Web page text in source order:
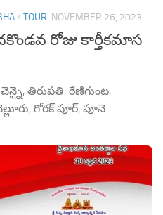
/ TOUR NOVEMBER 26, 2023
రోజు కార్తీకమాస
తిరుపతి, రేణిగుంట,
గోరక్ పూర్, పూనె